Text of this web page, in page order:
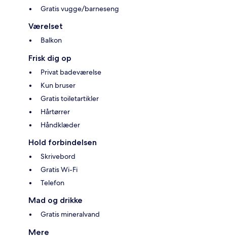
Gratis vugge/barneseng
Værelset
Balkon
Frisk dig op
Privat badeværelse
Kun bruser
Gratis toiletartikler
Hårtørrer
Håndklæder
Hold forbindelsen
Skrivebord
Gratis Wi-Fi
Telefon
Mad og drikke
Gratis mineralvand
Mere